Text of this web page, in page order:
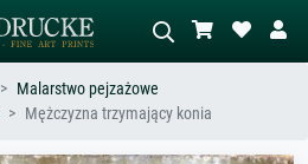
Malarstwo pejzażowe
Mężczyzna trzymający konia